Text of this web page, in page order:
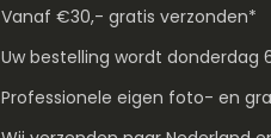
Vanaf €30,- gratis verzonden*
Uw bestelling wordt donderdag
Professionele eigen foto- en